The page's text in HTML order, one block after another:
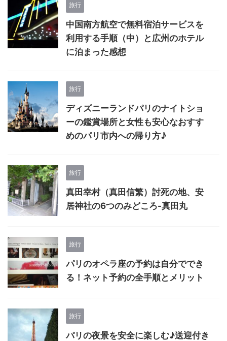
旅行
中国南方航空で無料宿泊サービスを
利用する手順（中）と広州のホテル
に泊まった感想
旅行
ディズニーランドパリのナイトショ
ーの鑑賞場所と女性も安心なおすす
めのパリ市内への帰り方♪
旅行
真田幸村（真田信繁）討死の地、安
居神社の6つのみどころ-真田丸
旅行
パリのオペラ座の予約は自分ででき
る！ネット予約の全手順とメリット
旅行
パリの夜景を安全に楽しむ♪送迎付き